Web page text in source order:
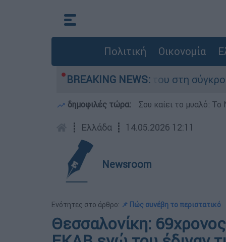
Πολιτική Οικονομία
BREAKING NEWS:
που έχασε τη ζωή του στη σύγκρουση
δημοφιλές τώρα: Σου καίει το μυαλό:
┋ Ελλάδα ┋ 14.05.2026 12:11
Newsroom
Ενότητες στο άρθρο: 📌 Πώς συνέβη το περιστατικό
Θεσσαλονίκη: